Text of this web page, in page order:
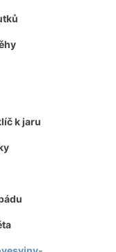
k jaru